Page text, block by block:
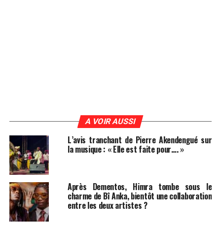
A VOIR AUSSI
L’avis tranchant de Pierre Akendengué sur
la musique : « Elle est faite pour…. »
Après Dementos, Himra tombe sous le
charme de Bî Anka, bientôt une collaboration
entre les deux artistes ?